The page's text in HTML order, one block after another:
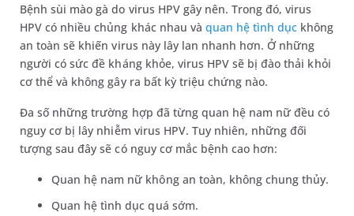
Bệnh sùi mào gà do virus HPV gây nên. Trong đó, virus
HPV có nhiều chủng khác nhau và quan hệ tình dục không
an toàn sẽ khiến virus này lây lan nhanh hơn. Ở những
người có sức đề kháng khỏe, virus HPV sẽ bị đào thải khỏi
cơ thể và không gây ra bất kỳ triệu chứng nào.
Đa số những trường hợp đã từng quan hệ nam nữ đều có
nguy cơ bị lây nhiễm virus HPV. Tuy nhiên, những đối
tượng sau đây sẽ có nguy cơ mắc bệnh cao hơn:
Quan hệ nam nữ không an toàn, không chung thủy.
Quan hệ tình dục quá sớm.